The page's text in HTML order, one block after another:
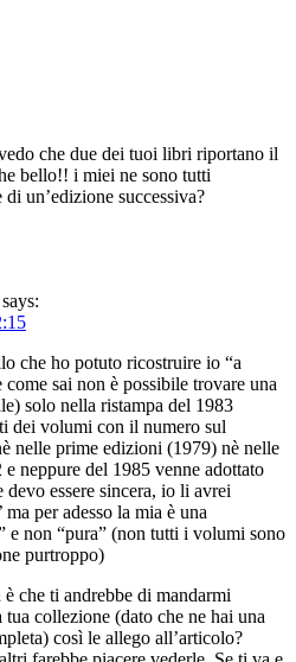
che due dei tuoi libri riportano il
bello!! i miei ne sono tutti
un’edizione successiva?
says:
che ho potuto ricostruire io “a
come sai non è possibile trovare una
solo nella ristampa del 1983
dei volumi con il numero sul
nelle prime edizioni (1979) nè nelle
e neppure del 1985 venne adottato
devo essere sincera, io li avrei
per adesso la mia è una
e non “pura” (non tutti i volumi sono
purtroppo)
che ti andrebbe di mandarmi
collezione (dato che ne hai una
così le allego all’articolo?